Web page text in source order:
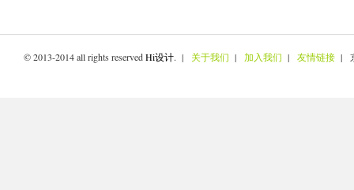
© 2013-2014 all rights reservedHi设计. | 关于我们 | 加入我们 | 友情链接 |